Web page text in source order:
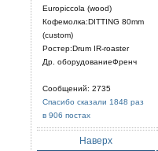
Europiccola (wood)
Кофемолка:DITTING 80mm
(custom)
Ростер:Drum IR-roaster
Др. оборудованиеФренч
Сообщений: 2735
Спасибо сказали 1848 раз
в 906 постах
Наверх